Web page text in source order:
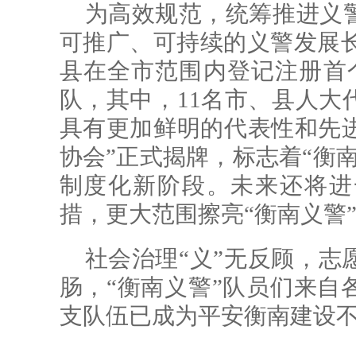
为高效规范，统筹推进义
可推广、可持续的义警发展
县在全市范围内登记注册
队，其中，11名市、县人
具有更加鲜明的代表性和先
协会”正式揭牌，标志着“衡
制度化新阶段。未来还将
措，更大范围擦亮“衡南义警
社会治理“义”无反顾，志
肠，“衡南义警”队员们来自
支队伍已成为平安衡南建设